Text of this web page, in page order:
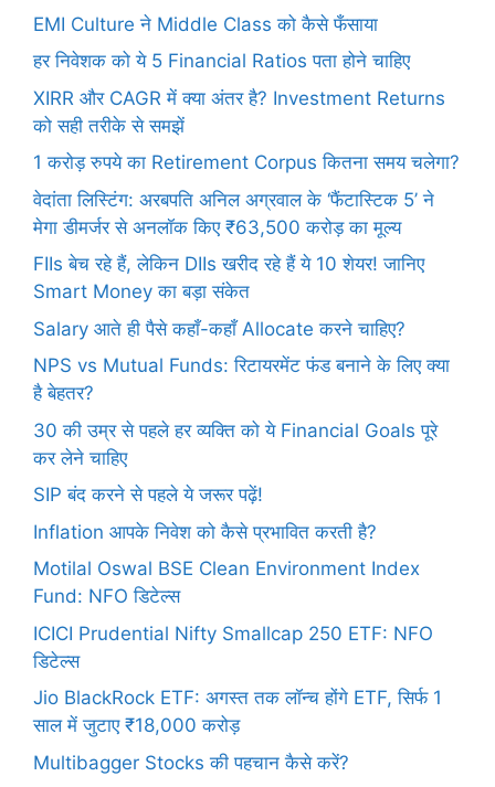
EMI Culture ने Middle Class को कैसे फँसाया
हर निवेशक को ये 5 Financial Ratios पता होने चाहिए
XIRR और CAGR में क्या अंतर है? Investment Returns
को सही तरीके से समझें
1 करोड़ रुपये का Retirement Corpus कितना समय चलेगा?
वेदांता लिस्टिंग: अरबपति अनिल अग्रवाल के ‘फैंटास्टिक 5’ ने
मेगा डीमर्जर से अनलॉक किए ₹63,500 करोड़ का मूल्य
FIIs बेच रहे हैं, लेकिन DIIs खरीद रहे हैं ये 10 शेयर! जानिए
Smart Money का बड़ा संकेत
Salary आते ही पैसे कहाँ-कहाँ Allocate करने चाहिए?
NPS vs Mutual Funds: रिटायरमेंट फंड बनाने के लिए क्या
है बेहतर?
30 की उम्र से पहले हर व्यक्ति को ये Financial Goals पूरे
कर लेने चाहिए
SIP बंद करने से पहले ये जरूर पढ़ें!
Inflation आपके निवेश को कैसे प्रभावित करती है?
Motilal Oswal BSE Clean Environment Index
Fund: NFO डिटेल्स
ICICI Prudential Nifty Smallcap 250 ETF: NFO
डिटेल्स
Jio BlackRock ETF: अगस्त तक लॉन्च होंगे ETF, सिर्फ 1
साल में जुटाए ₹18,000 करोड़
Multibagger Stocks की पहचान कैसे करें?